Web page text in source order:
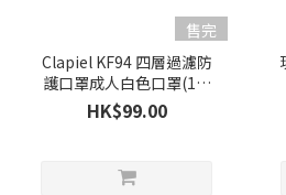
售完
Clapiel KF94 四層過濾防
護口罩成人白色口罩(1盒
50個)(8月下旬)
HK$99.00